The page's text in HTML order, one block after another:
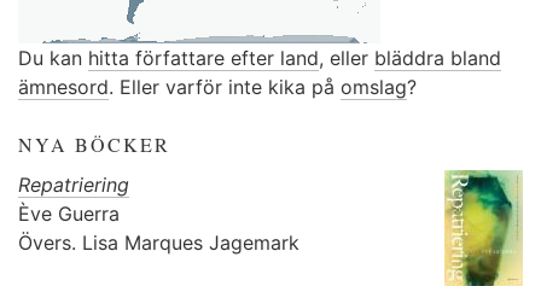
Du kan hitta författare efter land, eller bläddra bland
ämnesord. Eller varför inte kika på omslag?
NYA BÖCKER
Repatriering
Ève Guerra
Övers. Lisa Marques Jagemark